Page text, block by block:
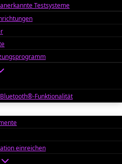
Testsysteme
Funktionalität
einreichen